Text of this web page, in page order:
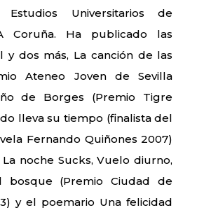
Universitarios de
Coruña. Ha publicado las
y dos más, La canción de las
Ateneo Joven de Sevilla
de Borges (Premio Tigre
lleva su tiempo (finalista del
Fernando Quiñones 2007)
noche Sucks, Vuelo diurno,
bosque (Premio Ciudad de
y el poemario Una felicidad